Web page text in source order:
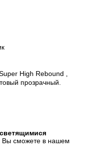
High Rebound ,
прозрачный.
Вы сможете в нашем